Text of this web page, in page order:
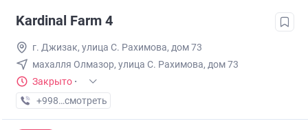
Kardinal Farm 4
г. Джизак, улица С. Рахимова, дом 73
махалля Олмазор, улица С. Рахимова, дом 73
Закрыто ·
+998 (99) XXX-XX-XX
смотреть